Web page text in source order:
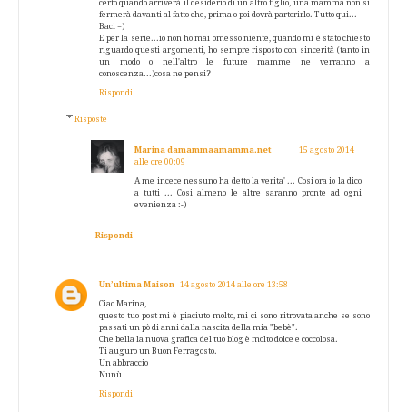
certo quando arriverà il desiderio di un altro figlio, una mamma non si
fermerà davanti al fatto che, prima o poi dovrà partorirlo. Tutto qui...
Baci =)
E per la serie...io non ho mai omesso niente, quando mi è stato chiesto
riguardo questi argomenti, ho sempre risposto con sincerità (tanto in
un modo o nell'altro le future mamme ne verranno a
conoscenza...)cosa ne pensi?
Rispondi
Risposte
Marina damammaamamma.net
15 agosto 2014
alle ore 00:09
A me incece nessuno ha detto la verita' ... Cosi ora io la dico
a tutti ... Cosi almeno le altre saranno pronte ad ogni
evenienza :-)
Rispondi
Un’ultima Maison 14 agosto 2014 alle ore 13:58
Ciao Marina,
questo tuo post mi è piaciuto molto, mi ci sono ritrovata anche se sono
passati un pò di anni dalla nascita della mia "bebè".
Che bella la nuova grafica del tuo blog è molto dolce e coccolosa.
Ti auguro un Buon Ferragosto.
Un abbraccio
Nunù
Rispondi